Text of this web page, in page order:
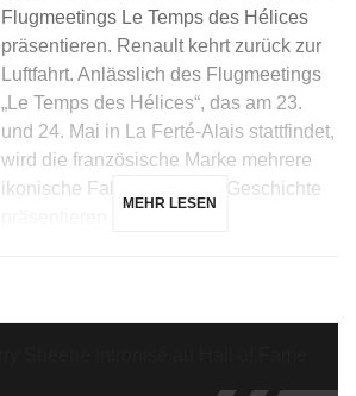
Flugmeetings Le Temps des Hélices
präsentieren. Renault kehrt zurück zur
Luftfahrt. Anlässlich des Flugmeetings
„Le Temps des Hélices“, das am 23.
und 24. Mai in La Ferté-Alais stattfindet,
wird die französische Marke mehrere
ikonische Fahrzeuge ihrer Geschichte
MEHR LESEN